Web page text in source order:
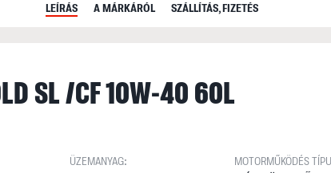
LEÍRÁS A MÁRKÁRÓL SZÁLLÍTÁS, FIZETÉS
SL /CF 10W-40 60L
ÜZEMANYAG: MOTORMŰKÖDÉS